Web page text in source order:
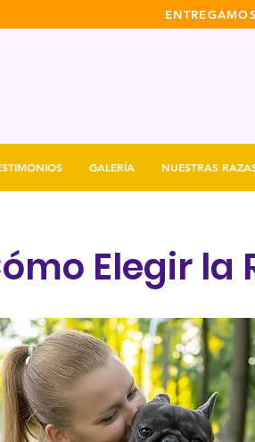
GALERÍA NUESTRAS
Elegir la